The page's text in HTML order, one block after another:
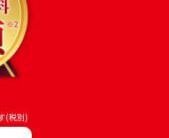
(税別)